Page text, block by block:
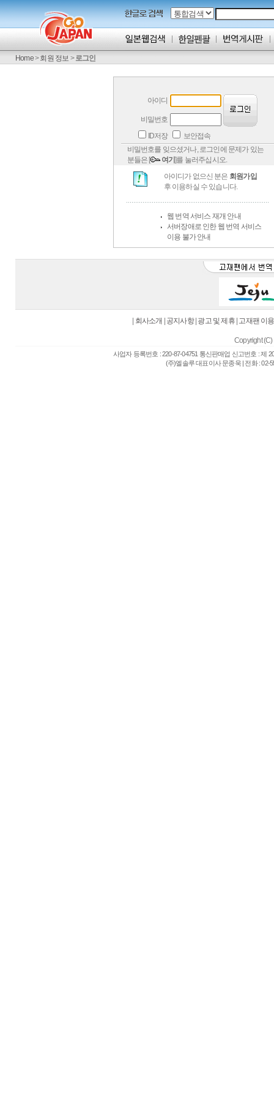
Home>회원 정보 >로그인
아이디
비밀번호
ID저장
보안접속
비밀번호를 잊으셨거나, 로그인에 문제가 있는
분들은 [
여기]를 눌러주십시오.
아이디가 없으신 분은 회원가입
후 이용하실 수 있습니다.
웹 번역 서비스 재개 안내
서버장애로 인한 웹 번역 서비스
이용 불가 안내
회사소개 공지사항| 광고 및 제휴| 고재팬 이
Copyright (C)
사업자 등록번호 : 220-87-04751 통신판매업 신고번호 : 제
(주)엘솔루 대표이사 문종욱 | 전화 : 02-